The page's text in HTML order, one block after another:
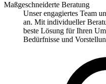
Maßgeschneiderte Beratung
Unser engagiertes Team
an. Mit individueller
beste Lösung für Ihren
Bedürfnisse und